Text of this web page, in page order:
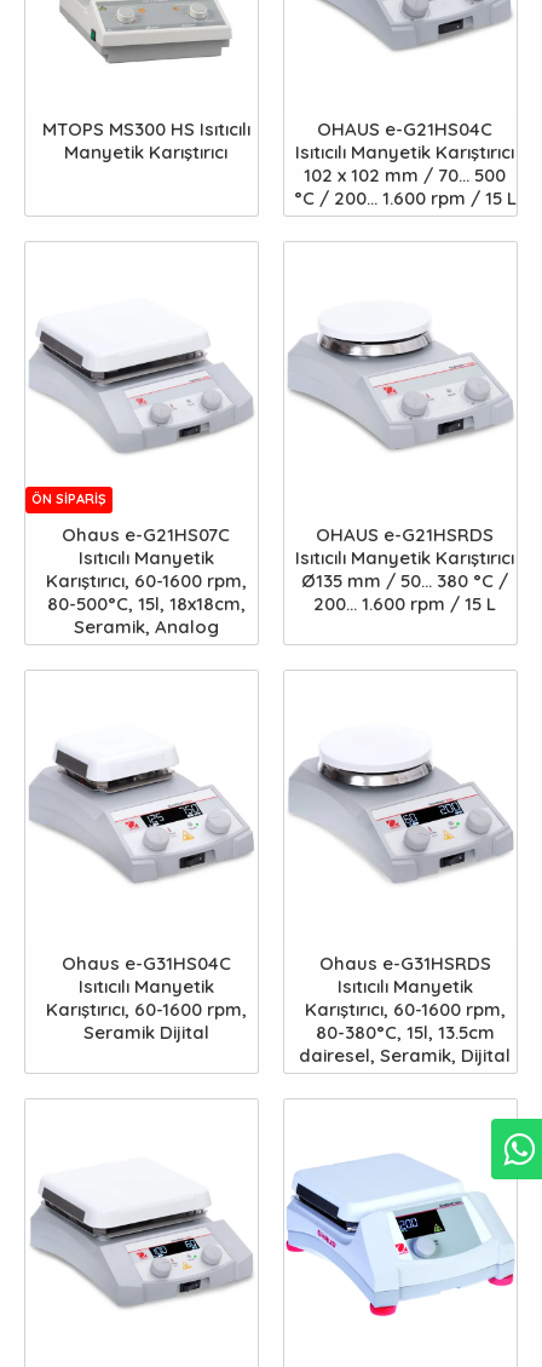
MTOPS MS300 HS Isıtıcılı
Manyetik Karıştırıcı
OHAUS e-G21HS04C
Isıtıcılı Manyetik Karıştırıcı
102 x 102 mm / 70... 500
°C / 200... 1.600 rpm / 15 L
ÖN SIPARIŞ
Ohaus e-G21HS07C
Isıtıcılı Manyetik
Karıştırıcı, 60-1600 rpm,
80-500°C, 15l, 18x18cm,
Seramik, Analog
OHAUS e-G21HSRDS
Isıtıcılı Manyetik Karıştırıcı
Ø135 mm / 50... 380 °C /
200... 1.600 rpm / 15 L
Ohaus e-G31HS04C
Isıtıcılı Manyetik
Karıştırıcı, 60-1600 rpm,
Seramik Dijital
Ohaus e-G31HSRDS
Isıtıcılı Manyetik
Karıştırıcı, 60-1600 rpm,
80-380°C, 15l, 13.5cm
dairesel, Seramik, Dijital